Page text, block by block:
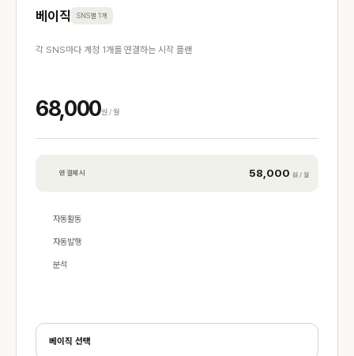
베이직 SNS별 1개
각 SNS마다 계정 1개를 연결하는 시작 플랜
68,000원 / 월
연 결제 시 58,000 원 / 월
자동활동
자동발행
분석
베이직 선택